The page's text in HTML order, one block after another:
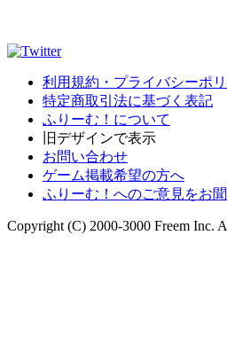
利用規約・プライバシーポ
特定商取引法に基づく表記
ふりーむ！について
旧デザインで表示
お問い合わせ
ゲーム掲載希望の方へ
ふりーむ！へのご意見をお
Copyright (C) 2000-3000 Freem Inc.